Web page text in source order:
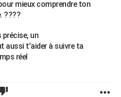
mieux comprendre ton
????
précise, un
aussi t’aider à suivre ta
réel